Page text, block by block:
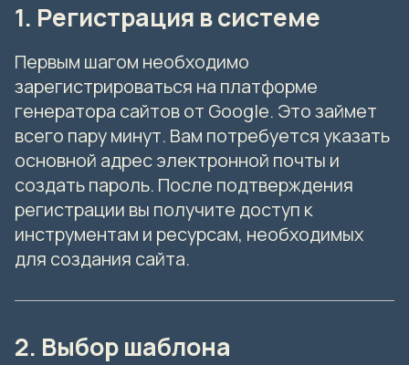
1. Регистрация в системе
Первым шагом необходимо
зарегистрироваться на платформе
генератора сайтов от Google. Это займет
всего пару минут. Вам потребуется указать
основной адрес электронной почты и
создать пароль. После подтверждения
регистрации вы получите доступ к
инструментам и ресурсам, необходимых
для создания сайта.
2. Выбор шаблона